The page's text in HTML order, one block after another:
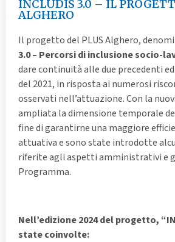
INCLUDIS 3.0 – IL
ALGHERO
Il progetto del PLUS Alghero,
3.0 – Percorsi di inclusione socio-
dare continuità alle due precedenti
del 2021, in risposta ai numerosi
osservati nell’attuazione. Con la
ampliata la dimensione temporale
fine di garantirne una maggiore
attuativa e sono state introdotte
riferite agli aspetti amministrativi e
Programma.
Nell’edizione 2024 del progetto,
state coinvolte: